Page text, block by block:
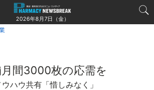
2026年8月7日（金）
間3000枚の応需を
ハウ共有「惜しみなく」